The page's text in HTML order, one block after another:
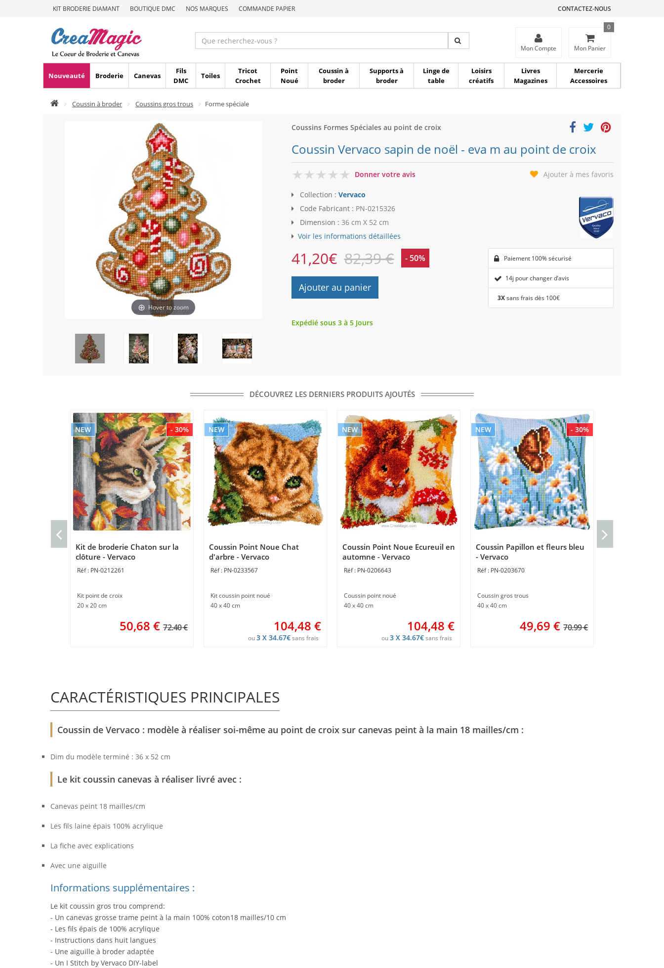
KIT BRODERIE DIAMANT BOUTIQUE DMC NOS MARQUES COMMANDE PAPIER CONTACTEZ-NOUS
Mon Compte Mon Panier
0
Nouveauté Broderie Canevas
Fils
DMC
Toiles
Tricot
Crochet
Point
Noué
Coussin à
broder
Supports à
broder
Linge de
table
Loisirs
créatifs
Livres
Magazines
Mercerie
Accessoires
Coussin à broder Coussins gros trous Forme spéciale
Hover to zoom
Coussins Formes Spéciales au point de croix
Coussin Vervaco sapin de noël - eva m au point de croix
0
Donner votre avis Ajouter à mes favoris
Collection : Vervaco
Code Fabricant : PN-0215326
Dimension : 36 cm X 52 cm
Voir les informations détaillées
41,20€ 82,39 € - 50%
Ajouter au panier
Paiement 100% sécurisé
14j pour changer d’avis
3Xsans frais dès 100€
Expédié sous 3 à 5 Jours
DÉCOUVREZ LES DERNIERS PRODUITS AJOUTÉS
- 30%
NEW
Kit de broderie Chaton sur la
clôture - Vervaco
PN-0212261
Kit point de croix
20 x 20 cm
50,68 € 72.40 €
NEW
Coussin Point Noue Chat
d'arbre - Vervaco
PN-0233567
Kit coussin point noué
40 x 40 cm
104,48 €
ou3 X 34.67€sans frais
NEW
Coussin Point Noue Ecureuil en
automne - Vervaco
PN-0206643
Coussin point noué
40 x 40 cm
104,48 €
ou3 X 34.67€sans frais
- 30%
NEW
Coussin Papillon et fleurs bleu
- Vervaco
PN-0203670
Coussin gros trous
40 x 40 cm
49,69 € 70.99 €
CARACTÉRISTIQUES PRINCIPALES
Coussin de Vervaco : modèle à réaliser soi-même au point de croix sur canevas peint à la main 18 mailles/cm :
Dim du modèle terminé : 36 x 52 cm
Le kit coussin canevas à réaliser livré avec :
Canevas peint 18 mailles/cm
Les fils laine épais 100% acrylique
La fiche avec explications
Avec une aiguille
Informations supplémentaires :
Le kit coussin gros trou comprend:
- Un canevas grosse trame peint à la main 100% coton18 mailles/10 cm
- Les fils épais de 100% acrylique
- Instructions dans huit langues
- Une aiguille à broder adaptée
- Un I Stitch by Vervaco DIY-label